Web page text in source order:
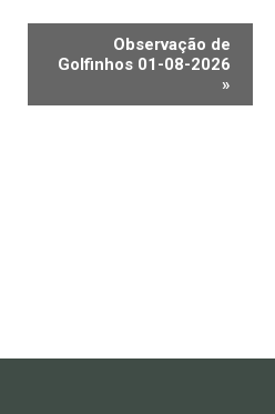
Observação de
Golfinhos 01-08-2026
»